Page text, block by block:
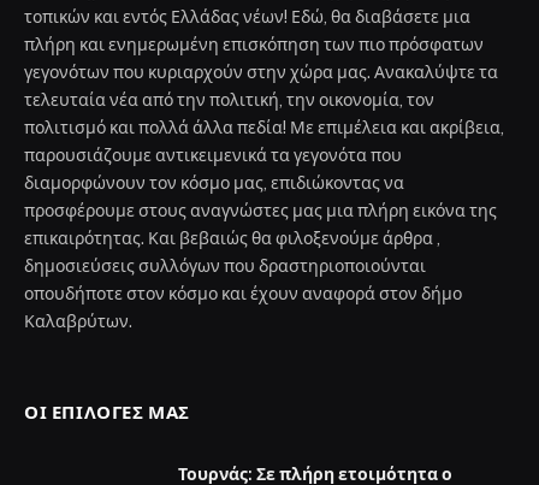
τοπικών και εντός Ελλάδας νέων! Εδώ, θα διαβάσετε μια
πλήρη και ενημερωμένη επισκόπηση των πιο πρόσφατων
γεγονότων που κυριαρχούν στην χώρα μας. Ανακαλύψτε τα
τελευταία νέα από την πολιτική, την οικονομία, τον
πολιτισμό και πολλά άλλα πεδία! Με επιμέλεια και ακρίβεια,
παρουσιάζουμε αντικειμενικά τα γεγονότα που
διαμορφώνουν τον κόσμο μας, επιδιώκοντας να
προσφέρουμε στους αναγνώστες μας μια πλήρη εικόνα της
επικαιρότητας. Και βεβαιώς θα φιλοξενούμε άρθρα ,
δημοσιεύσεις συλλόγων που δραστηριοποιούνται
οπουδήποτε στον κόσμο και έχουν αναφορά στον δήμο
Καλαβρύτων.
ΟΙ ΕΠΙΛΟΓΈΣ ΜΑΣ
Τουρνάς: Σε πλήρη ετοιμότητα ο